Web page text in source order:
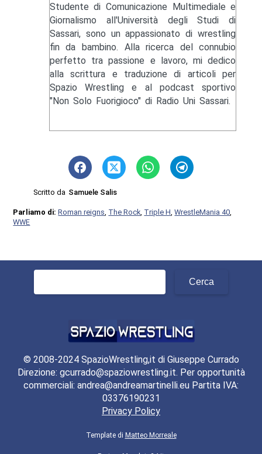
Studente di Comunicazione Multimediale e
Giornalismo all'Università degli Studi di
Sassari, sono un appassionato di wrestling
fin da bambino. Alla ricerca del connubio
perfetto tra passione e lavoro, mi dedico
alla scrittura e traduzione di articoli per
Spazio Wrestling e al podcast sportivo
"Non Solo Fuorigioco" di Radio Uni Sassari.
Scritto da Samuele Salis
Parliamo di:Roman reigns The Rock Triple H ,WrestleMania 40
WWE
© 2008-2024 SpazioWrestling,it di Giuseppe Currado
Direzione: gcurrado@spaziowrestling.it. Per opportunità
commerciali: andrea@andreamartinelli.eu Partita IVA:
03376190231
Privacy Policy
Template di Matteo Morreale